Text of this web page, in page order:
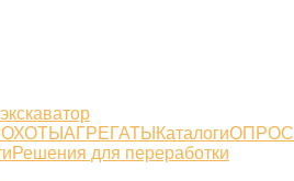
АГРЕГАТЫ Каталоги
Решения для переработки